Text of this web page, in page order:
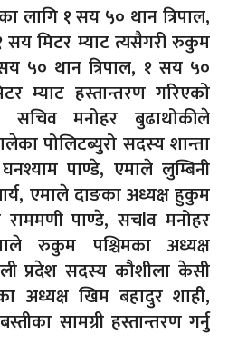
लागि १ सय ५० थान त्रिपाल,
मिटर म्याट त्यसैगरी रुकुम
५० थान त्रिपाल, १ सय ५०
म्याट हस्तान्तरण गरिएको
मनोहर बुढाथोकीले
पोलिटब्युरो सदस्य शान्ता
पाण्डे, एमाले लुम्बिनी
एमाले दाङका अध्यक्ष हुकुम
राममणी पाण्डे, सचlव मनोहर
रुकुम पश्चिमका अध्यक्ष
प्रदेश सदस्य कौशीला केसी
अध्यक्ष खिम बहादुर शाही,
सामग्री हस्तान्तरण गर्नु